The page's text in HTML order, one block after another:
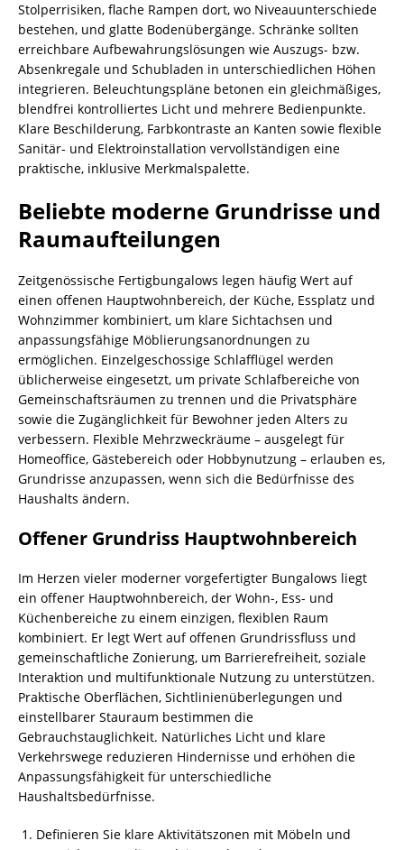
Stolperrisiken, flache Rampen dort, wo Niveauunterschiede
bestehen, und glatte Bodenübergänge. Schränke sollten
erreichbare Aufbewahrungslösungen wie Auszugs- bzw.
Absenkregale und Schubladen in unterschiedlichen Höhen
integrieren. Beleuchtungspläne betonen ein gleichmäßiges,
blendfrei kontrolliertes Licht und mehrere Bedienpunkte.
Klare Beschilderung, Farbkontraste an Kanten sowie flexible
Sanitär- und Elektroinstallation vervollständigen eine
praktische, inklusive Merkmalspalette.
Beliebte moderne Grundrisse und
Raumaufteilungen
Zeitgenössische Fertigbungalows legen häufig Wert auf
einen offenen Hauptwohnbereich, der Küche, Essplatz und
Wohnzimmer kombiniert, um klare Sichtachsen und
anpassungsfähige Möblierungsanordnungen zu
ermöglichen. Einzelgeschossige Schlafflügel werden
üblicherweise eingesetzt, um private Schlafbereiche von
Gemeinschaftsräumen zu trennen und die Privatsphäre
sowie die Zugänglichkeit für Bewohner jeden Alters zu
verbessern. Flexible Mehrzweckräume – ausgelegt für
Homeoffice, Gästebereich oder Hobbynutzung – erlauben es,
Grundrisse anzupassen, wenn sich die Bedürfnisse des
Haushalts ändern.
Offener Grundriss Hauptwohnbereich
Im Herzen vieler moderner vorgefertigter Bungalows liegt
ein offener Hauptwohnbereich, der Wohn-, Ess- und
Küchenbereiche zu einem einzigen, flexiblen Raum
kombiniert. Er legt Wert auf offenen Grundrissfluss und
gemeinschaftliche Zonierung, um Barrierefreiheit, soziale
Interaktion und multifunktionale Nutzung zu unterstützen.
Praktische Oberflächen, Sichtlinienüberlegungen und
einstellbarer Stauraum bestimmen die
Gebrauchstauglichkeit. Natürliches Licht und klare
Verkehrswege reduzieren Hindernisse und erhöhen die
Anpassungsfähigkeit für unterschiedliche
Haushaltsbedürfnisse.
Definieren Sie klare Aktivitätszonen mit Möbeln und